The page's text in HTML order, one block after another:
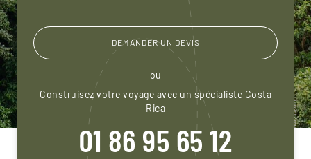
DEMANDER UN DEVIS
ou
Construisez votre voyage avec un spécialiste Costa
Rica
01 86 95 65 12